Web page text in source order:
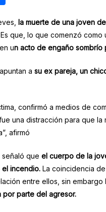
ar
e
la muerte de una joven
Es que, lo que comenzó como
un acto de engaño sombrío
a su ex pareja, un
confirmó a medios de
una distracción para que
afirmó
señaló que el cuerpo de la
incendio. La coincidencia
entre ellos, sin embargo
por parte del agresor.